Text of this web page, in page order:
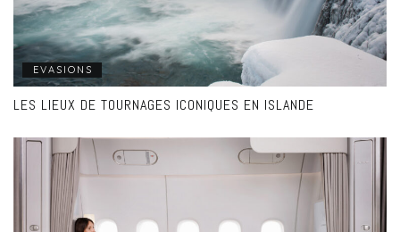
EVASIONS
LES LIEUX DE TOURNAGES ICONIQUES EN ISLANDE